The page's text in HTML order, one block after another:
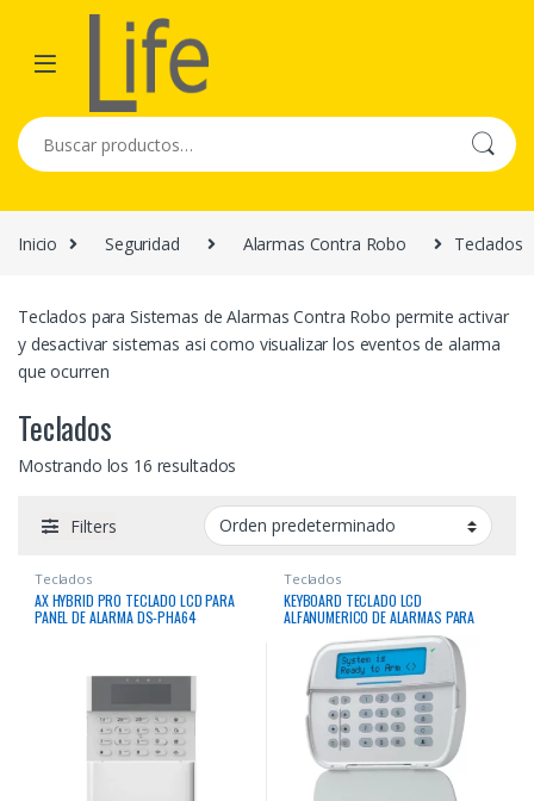
Skip to navigation
Skip to content
Buscar por:
Inicio Seguridad Alarmas Contra Robo Teclados
Teclados para Sistemas de Alarmas Contra Robo permite activar
y desactivar sistemas asi como visualizar los eventos de alarma
que ocurren
Teclados
Mostrando los 16 resultados
Filters
Teclados
AX HYBRID PRO TECLADO LCD PARA
PANEL DE ALARMA DS-PHA64
Teclados
KEYBOARD TECLADO LCD
ALFANUMERICO DE ALARMAS PARA
PANELES DSC NEO UL